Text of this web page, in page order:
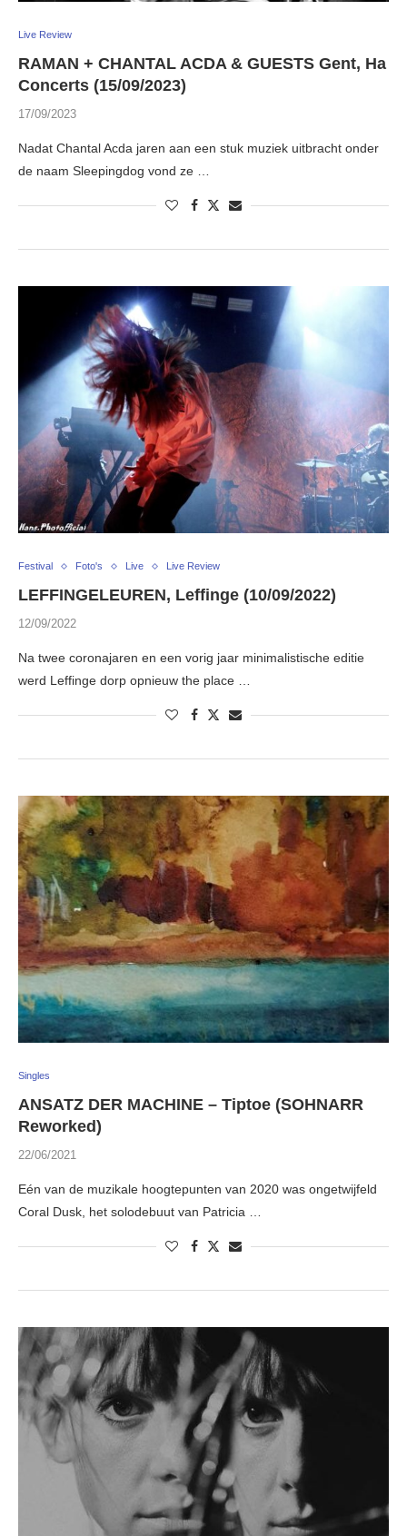
Live Review
RAMAN + CHANTAL ACDA & GUESTS Gent, Ha
Concerts (15/09/2023)
17/09/2023
Nadat Chantal Acda jaren aan een stuk muziek uitbracht onder
de naam Sleepingdog vond ze …
Festival Foto's Live Live Review
LEFFINGELEUREN, Leffinge (10/09/2022)
12/09/2022
Na twee coronajaren en een vorig jaar minimalistische editie
werd Leffinge dorp opnieuw the place …
Singles
ANSATZ DER MACHINE – Tiptoe (SOHNARR
Reworked)
22/06/2021
Eén van de muzikale hoogtepunten van 2020 was ongetwijfeld
Coral Dusk, het solodebuut van Patricia …